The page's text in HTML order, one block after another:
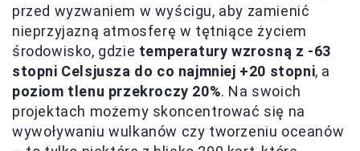
przed wyzwaniem w wyścigu, aby zamienić
nieprzyjazną atmosferę w tętniące życiem
środowisko, gdzie temperatury wzrosną z -63
stopni Celsjusza do co najmniej +20 stopni, a
poziom tlenu przekroczy 20%. Na swoich
projektach możemy skoncentrować się na
wywoływaniu wulkanów czy tworzeniu oceanów